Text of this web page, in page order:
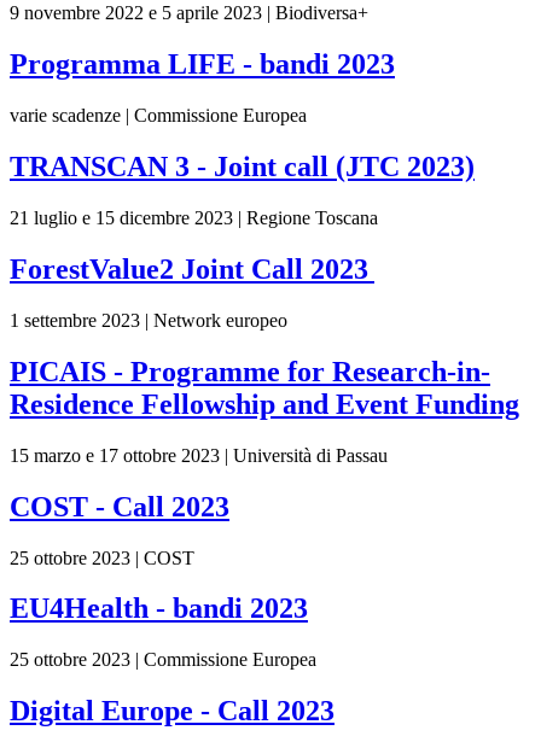
9 novembre 2022 e 5 aprile 2023 | Biodiversa+
Programma LIFE - bandi 2023
varie scadenze | Commissione Europea
TRANSCAN 3 - Joint call (JTC 2023)
21 luglio e 15 dicembre 2023 | Regione Toscana
ForestValue2 Joint Call 2023
1 settembre 2023 | Network europeo
PICAIS - Programme for Research-in-
Residence Fellowship and Event Funding
15 marzo e 17 ottobre 2023 | Università di Passau
COST - Call 2023
25 ottobre 2023 | COST
EU4Health - bandi 2023
25 ottobre 2023 | Commissione Europea
Digital Europe - Call 2023